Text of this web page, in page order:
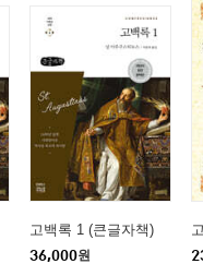
보다 다른 것을 더 사랑할
사랑하라는 계명에는 자
사람을 어떻게 결정할 것인
람이 하나님을 사랑하게
이웃으로 인정할 것인가?
즐거워하시는 것이 아니
떻게 즐길 것인가? 58
고백록 1 (큰글자책)
36,000원